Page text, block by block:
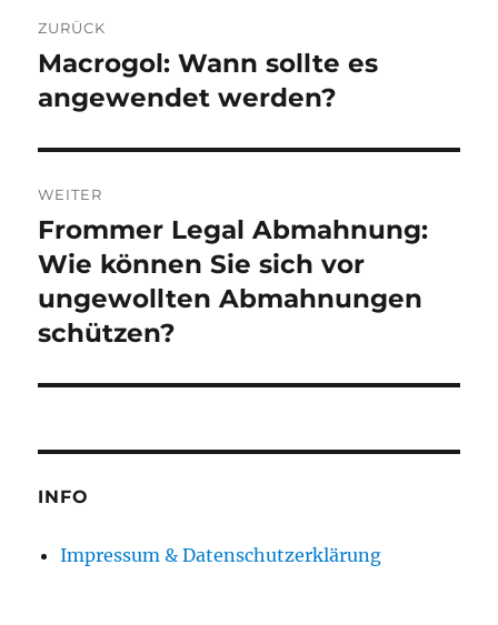
ZURÜCK
Vorheriger
Beitrag:
Macrogol: Wann sollte es
angewendet werden?
WEITER
Nächster
Beitrag:
Frommer Legal Abmahnung:
Wie können Sie sich vor
ungewollten Abmahnungen
schützen?
INFO
Impressum & Datenschutzerklärung